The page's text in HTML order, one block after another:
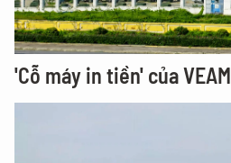
'Cỗ máy in tiền' của VEAM